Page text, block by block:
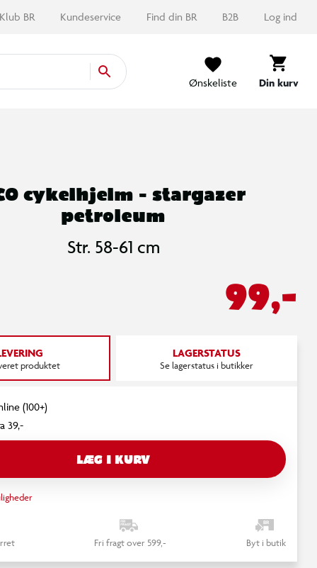
Klub BR Kundeservice Find din BR B2B Log ind
Ønskeliste Din kurv
cykelhjelm - stargazer
petroleum
Str. 58-61 cm
99,-
produktet
LAGERSTATUS
Se lagerstatus i butikker
(100+)
39,-
LÆG I KURV
Fri fragt over 599,- Byt i butik